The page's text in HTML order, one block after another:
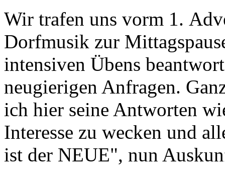
Wir trafen uns vorm 1.
Dorfmusik zur
intensiven Übens
neugierigen Anfragen.
ich hier seine Antworten
Interesse zu wecken und
ist der NEUE", nun